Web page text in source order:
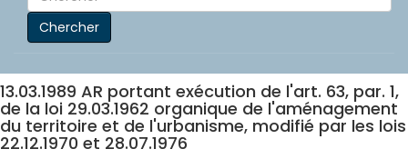
Chercher
13.03.1989 AR portant exécution de l'art. 63, par. 1,
de la loi 29.03.1962 organique de l'aménagement
du territoire et de l'urbanisme, modifié par les lois
22.12.1970 et 28.07.1976